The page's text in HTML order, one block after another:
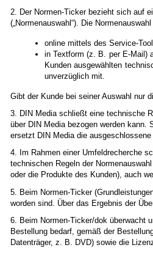
2. Der Normen-Ticker bezieht sich auf
(„Normenauswahl“). Die
online mittels des Service-
in Textform (z. B. per E-Mail)
Kunden ausgewählten
unverzüglich mit.
Gibt der Kunde bei seiner Auswahl nur
3. DIN Media schließt eine technische
über DIN Media bezogen werden kann.
ersetzt DIN Media die
4. Im Rahmen einer Umfeldrecherche
technischen Regeln der
oder die Produkte des Kunden), auch
5. Beim Normen-Ticker
worden sind. Über das Ergebnis der
6. Beim Normen-Ticker/dok überwacht
Bestellung bedarf, gemäß der
Datenträger, z. B. DVD) sowie die